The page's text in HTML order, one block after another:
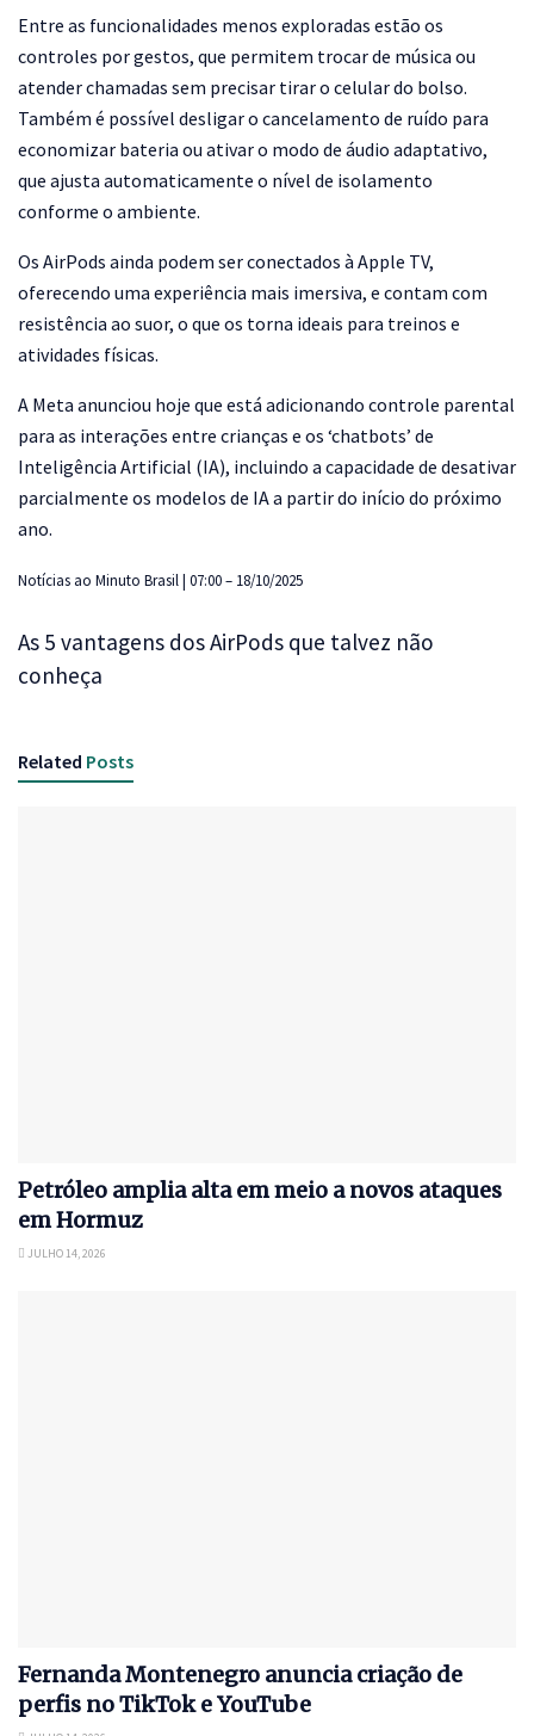
Entre as funcionalidades menos exploradas estão os
controles por gestos, que permitem trocar de música ou
atender chamadas sem precisar tirar o celular do bolso.
Também é possível desligar o cancelamento de ruído para
economizar bateria ou ativar o modo de áudio adaptativo,
que ajusta automaticamente o nível de isolamento
conforme o ambiente.
Os AirPods ainda podem ser conectados à Apple TV,
oferecendo uma experiência mais imersiva, e contam com
resistência ao suor, o que os torna ideais para treinos e
atividades físicas.
A Meta anunciou hoje que está adicionando controle parental
para as interações entre crianças e os ‘chatbots’ de
Inteligência Artificial (IA), incluindo a capacidade de desativar
parcialmente os modelos de IA a partir do início do próximo
ano.
Notícias ao Minuto Brasil | 07:00 – 18/10/2025
As 5 vantagens dos AirPods que talvez não
conheça
Related Posts
Petróleo amplia alta em meio a novos ataques
em Hormuz
JULHO 14, 2026
Fernanda Montenegro anuncia criação de
perfis no TikTok e YouTube